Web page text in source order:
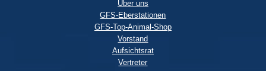
Über uns
GFS-Eberstationen
GFS-Top-Animal-Shop
Vorstand
Aufsichtsrat
Vertreter